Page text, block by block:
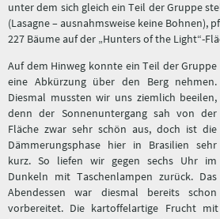
unter dem sich gleich ein Teil der Gruppe
(Lasagne – ausnahmsweise keine Bohnen),
227 Bäume auf der „Hunters of the Light“-
Auf dem Hinweg konnte ein Teil der Gruppe
eine Abkürzung über den Berg nehmen.
Diesmal mussten wir uns ziemlich beeilen,
denn der Sonnenuntergang sah von der
Fläche zwar sehr schön aus, doch ist die
Dämmerungsphase hier in Brasilien sehr
kurz. So liefen wir gegen sechs Uhr im
Dunkeln mit Taschenlampen zurück. Das
Abendessen war diesmal bereits schon
vorbereitet. Die kartoffelartige Frucht